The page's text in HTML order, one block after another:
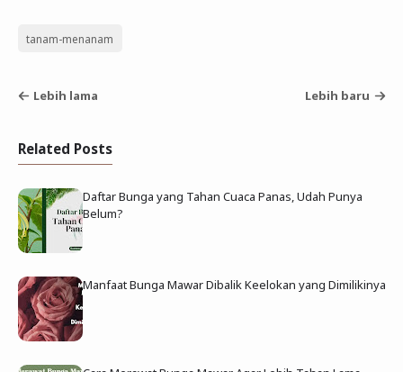
tanam-menanam
Lebih lama Lebih baru
Related Posts
Daftar Bunga yang Tahan Cuaca Panas, Udah Punya
Belum?
Manfaat Bunga Mawar Dibalik Keelokan yang Dimilikinya